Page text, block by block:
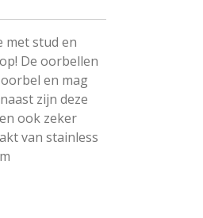
met stud en
De oorbellen
en mag
zijn deze
ook zeker
van stainless